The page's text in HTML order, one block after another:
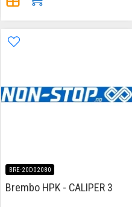
BRE-20D02080
Brembo HPK - CALIPER 3